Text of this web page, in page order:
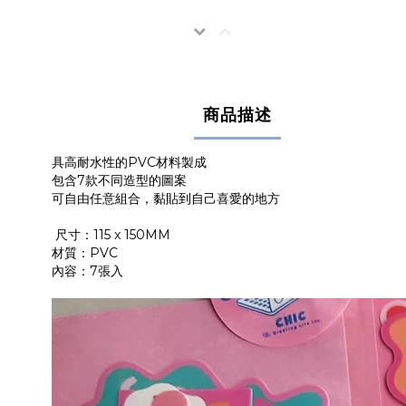
商品描述
具高耐水性的PVC材料製成
包含7款不同造型的圖案
可自由任意組合，黏貼到自己喜愛的地方
尺寸：115 x 150MM
材質：PVC
內容：7張入